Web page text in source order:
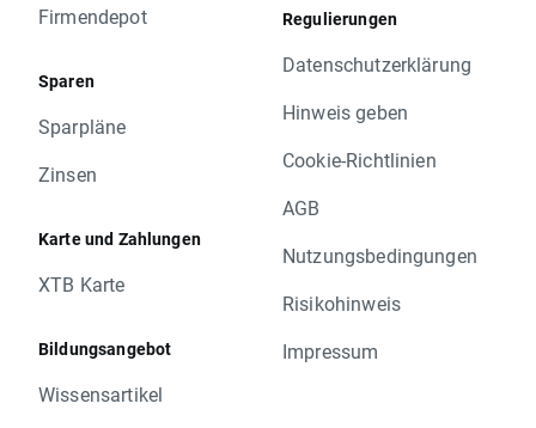
Firmendepot
Sparen
Sparpläne
Zinsen
Karte und Zahlungen
XTB Karte
Bildungsangebot
Wissensartikel
Regulierungen
Datenschutzerklärung
Hinweis geben
Cookie-Richtlinien
AGB
Nutzungsbedingungen
Risikohinweis
Impressum